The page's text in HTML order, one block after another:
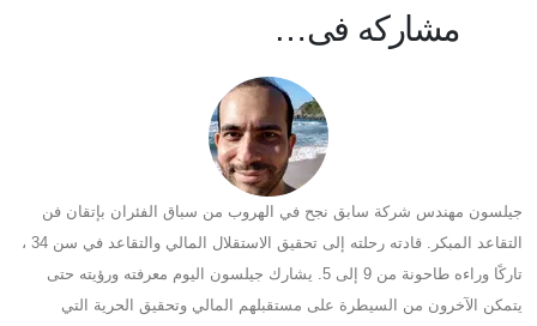
مشاركه فى…
جيلسون مهندس شركة سابق نجح في الهروب من سباق الفئران بإتقان فن
التقاعد المبكر. قادته رحلته إلى تحقيق الاستقلال المالي والتقاعد في سن 34 ،
تاركًا وراءه طاحونة من 9 إلى 5. يشارك جيلسون اليوم معرفته ورؤيته حتى
يتمكن الآخرون من السيطرة على مستقبلهم المالي وتحقيق الحرية التي